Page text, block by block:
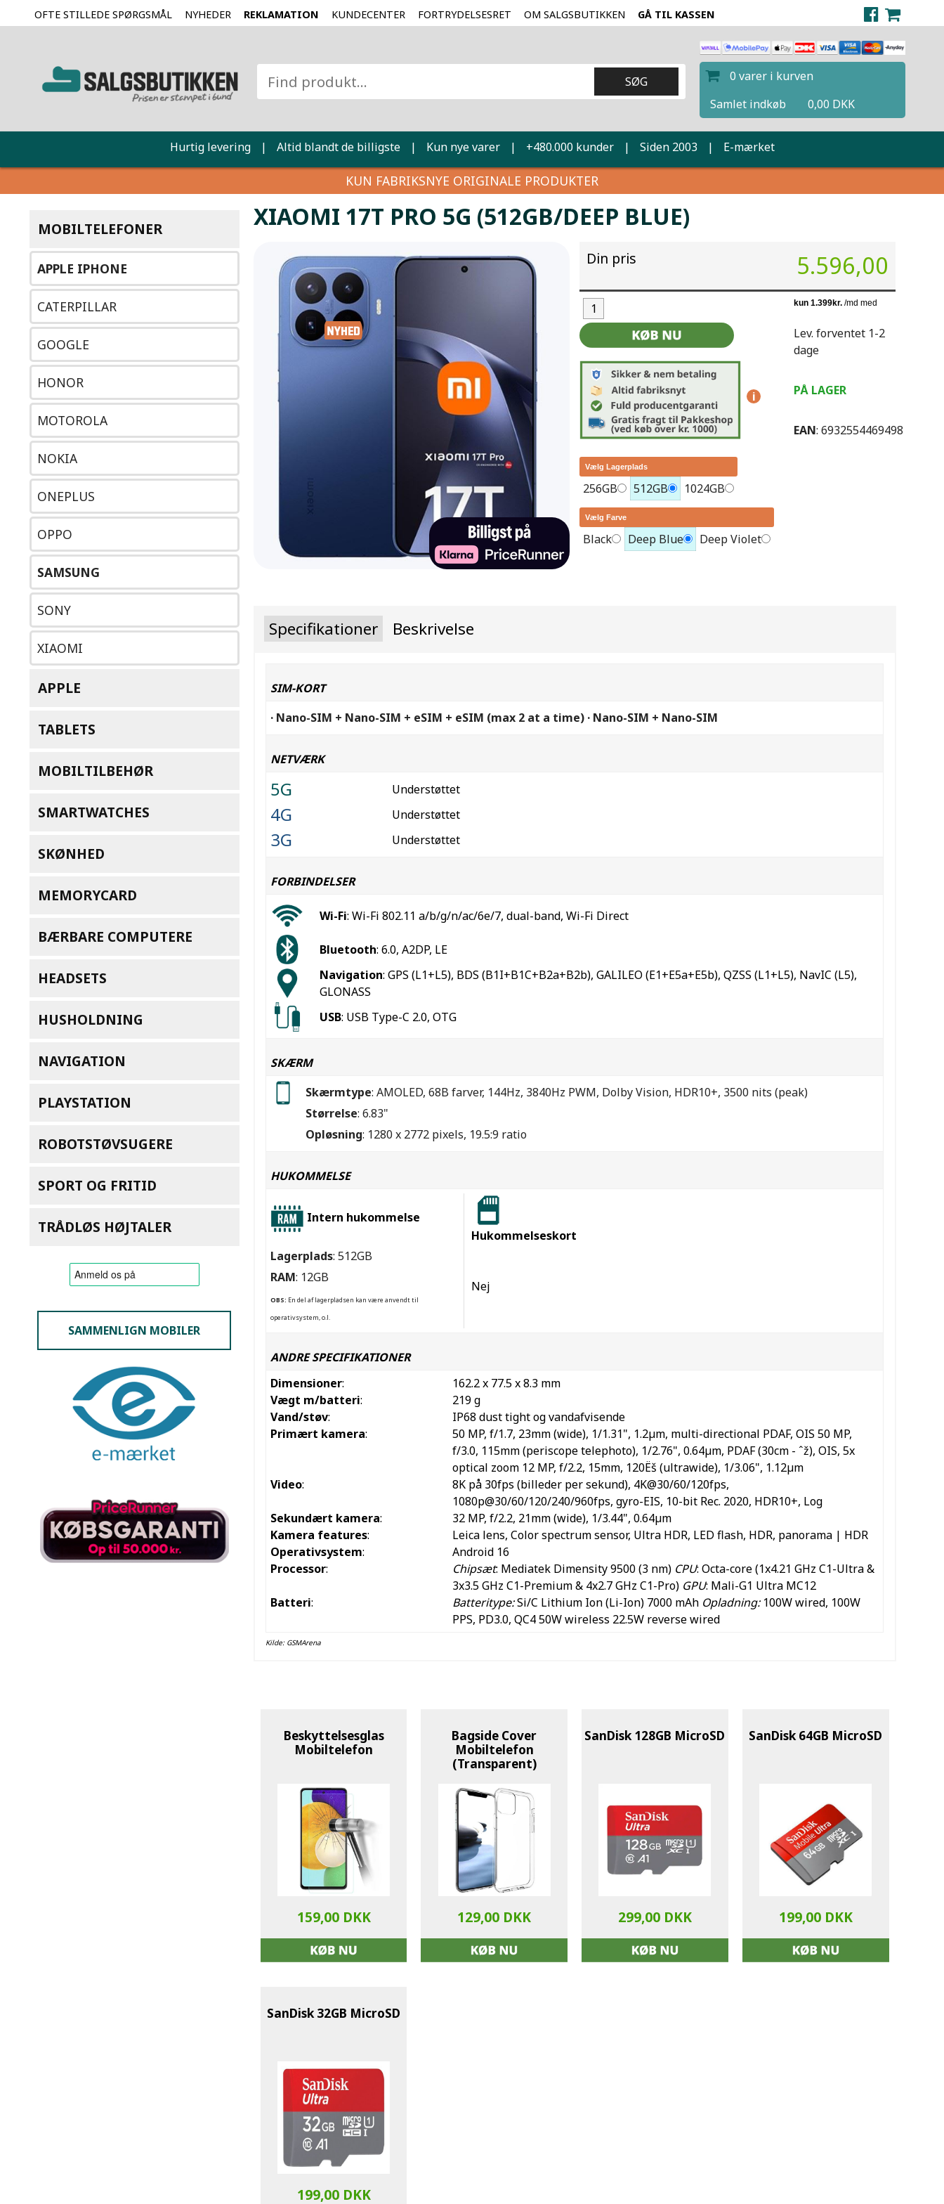
OFTE STILLEDE SPØRGSMÅL NYHEDER REKLAMATION KUNDECENTER FORTRYDELSESRET OM SALGSBUTIKKEN GÅ TIL KASSEN
0 varer i kurven
Samlet indkøb
0,00 DKK
Hurtig levering | Altid blandt de billigste | Kun nye varer | +480.000 kunder | Siden 2003 | E-mærket
KUN FABRIKSNYE ORIGINALE PRODUKTER
MOBILTELEFONER
APPLE IPHONE
CATERPILLAR
GOOGLE
HONOR
MOTOROLA
NOKIA
ONEPLUS
OPPO
SAMSUNG
SONY
XIAOMI
APPLE
TABLETS
MOBILTILBEHØR
SMARTWATCHES
SKØNHED
MEMORYCARD
BÆRBARE COMPUTERE
HEADSETS
HUSHOLDNING
NAVIGATION
PLAYSTATION
ROBOTSTØVSUGERE
SPORT OG FRITID
TRÅDLØS HØJTALER
SAMMENLIGN MOBILER
XIAOMI 17T PRO 5G (512GB/DEEP BLUE)
Din pris 5.596,00
i
Lev. forventet 1-2
dage
PÅ LAGER
EAN: 6932554469498
Vælg Lagerplads
256GB 512GB 1024GB
Vælg Farve
Black Deep Blue Deep Violet
Specifikationer Beskrivelse
SIM-KORT
· Nano-SIM + Nano-SIM + eSIM + eSIM (max 2 at a time) · Nano-SIM + Nano-SIM
NETVÆRK
5G Understøttet
4G Understøttet
3G Understøttet
FORBINDELSER
Wi-Fi: Wi-Fi 802.11 a/b/g/n/ac/6e/7, dual-band, Wi-Fi Direct
Bluetooth: 6.0, A2DP, LE
Navigation: GPS (L1+L5), BDS (B1I+B1C+B2a+B2b), GALILEO (E1+E5a+E5b), QZSS (L1+L5), NavIC (L5),
GLONASS
USB: USB Type-C 2.0, OTG
SKÆRM
Skærmtype: AMOLED, 68B farver, 144Hz, 3840Hz PWM, Dolby Vision, HDR10+, 3500 nits (peak)
Størrelse: 6.83"
Opløsning: 1280 x 2772 pixels, 19.5:9 ratio
HUKOMMELSE
Intern hukommelse
Hukommelseskort
Lagerplads: 512GB
RAM: 12GB
OBS: En del af lagerpladsen kan være anvendt til
operativsystem, o.l.
Nej
ANDRE SPECIFIKATIONER
Dimensioner:
162.2 x 77.5 x 8.3 mm
Vægt m/batteri:
219 g
Vand/støv:
IP68 dust tight og vandafvisende
Primært kamera:
50 MP, f/1.7, 23mm (wide), 1/1.31", 1.2µm, multi-directional PDAF, OIS 50 MP,
f/3.0, 115mm (periscope telephoto), 1/2.76", 0.64µm, PDAF (30cm - ˆž), OIS, 5x
optical zoom 12 MP, f/2.2, 15mm, 120Ëš (ultrawide), 1/3.06", 1.12µm
Video:
8K på 30fps (billeder per sekund), 4K@30/60/120fps,
1080p@30/60/120/240/960fps, gyro-EIS, 10-bit Rec. 2020, HDR10+, Log
Sekundært kamera:
32 MP, f/2.2, 21mm (wide), 1/3.44", 0.64µm
Kamera features:
Leica lens, Color spectrum sensor, Ultra HDR, LED flash, HDR, panorama | HDR
Operativsystem:
Android 16
Processor: Chipsæt: Mediatek Dimensity 9500 (3 nm) CPU: Octa-core (1x4.21 GHz C1-Ultra &
3x3.5 GHz C1-Premium & 4x2.7 GHz C1-Pro) GPU: Mali-G1 Ultra MC12
Batteri: Batteritype:Si/C Lithium Ion (Li-Ion) 7000 mAh Opladning:100W wired, 100W
PPS, PD3.0, QC4 50W wireless 22.5W reverse wired
Kilde: GSMArena
Beskyttelsesglas
Mobiltelefon
159,00 DKK
Bagside Cover
Mobiltelefon
(Transparent)
129,00 DKK
SanDisk 128GB MicroSD
299,00 DKK
SanDisk 64GB MicroSD
199,00 DKK
SanDisk 32GB MicroSD
199,00 DKK